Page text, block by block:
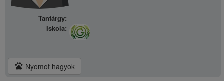
Tantárgy:
Iskola:
pets Nyomot hagyok